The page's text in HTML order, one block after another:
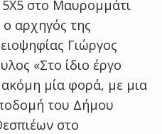
στο Μαυρομμάτι
αρχηγός της
Γιώργος
«Στο ίδιο έργο
ακόμη μία φορά, με μια
του Δήμου
στο